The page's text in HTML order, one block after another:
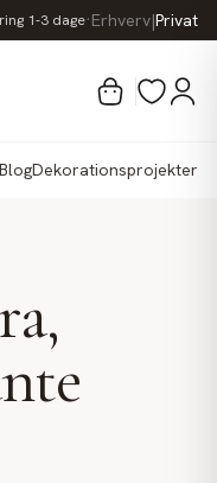
1-3 dage·Erhverv|Privat
BlogDekorationsprojekter